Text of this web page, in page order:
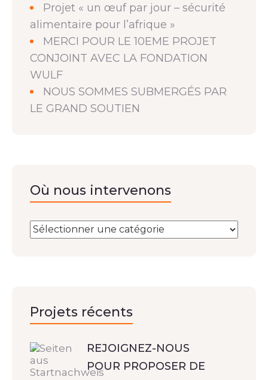
Projet « un œuf par jour – sécurité
alimentaire pour l’afrique »
MERCI POUR LE 10EME PROJET
CONJOINT AVEC LA FONDATION
WULF
NOUS SOMMES SUBMERGÉS PAR
LE GRAND SOUTIEN
Où nous intervenons
Projets récents
REJOIGNEZ-NOUS
POUR PROPOSER DE